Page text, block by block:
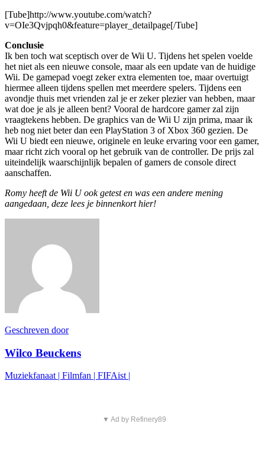
[Tube]http://www.youtube.com/watch?
v=OIe3Qvjpqh0&feature=player_detailpage[/Tube]
Conclusie
Ik ben toch wat sceptisch over de Wii U. Tijdens het spelen voelde
het niet als een nieuwe console, maar als een update van de huidige
Wii. De gamepad voegt zeker extra elementen toe, maar overtuigt
hiermee alleen tijdens spellen met meerdere spelers. Tijdens een
avondje thuis met vrienden zal je er zeker plezier van hebben, maar
wat doe je als je alleen bent? Vooral de hardcore gamer zal zijn
vraagtekens hebben. De graphics van de Wii U zijn prima, maar ik
heb nog niet beter dan een PlayStation 3 of Xbox 360 gezien. De
Wii U biedt een nieuwe, originele en leuke ervaring voor een gamer,
maar richt zich vooral op het gebruik van de controller. De prijs zal
uiteindelijk waarschijnlijk bepalen of gamers de console direct
aanschaffen.
Romy heeft de Wii U ook getest en was een andere mening
aangedaan, deze lees je binnenkort hier!
Geschreven door
Wilco Beuckens
Muziekfanaat | Filmfan | FIFAist |
▼ Ad by Refinery89